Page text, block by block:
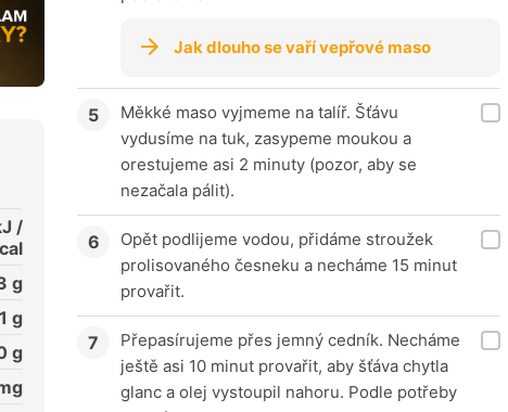
/
g
g
g
Jak dlouho se vaří vepřové maso
Měkké maso vyjmeme na talíř. Šťávu
vydusíme na tuk, zasypeme moukou a
orestujeme asi 2 minuty (pozor, aby se
nezačala pálit).
Opět podlijeme vodou, přidáme stroužek
prolisovaného česneku a necháme 15 minut
provařit.
Přepasírujeme přes jemný cedník. Necháme
ještě asi 10 minut provařit, aby šťáva chytla
glanc a olej vystoupil nahoru. Podle potřeby